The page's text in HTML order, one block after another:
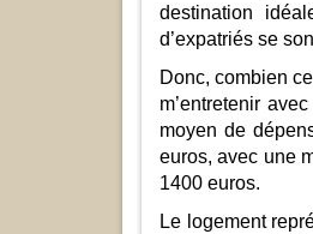
destination
d’expatriés se
Donc, combien
m’entretenir
moyen de
euros, avec une
1400 euros.
Le logement